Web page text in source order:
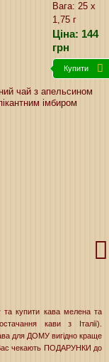
Вага: 25 х
1,75 г
Ціна: 144
грн
Купити
чай з апельсином
імбиром
купити кава мелена та
кави з Італії).
для ДОМУ вигідно краще
чекають ПОДАРУНКИ до